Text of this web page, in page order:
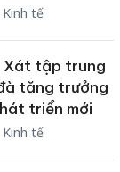
Kinh tế
Xát tập trung
tăng trưởng
triển mới
Kinh tế